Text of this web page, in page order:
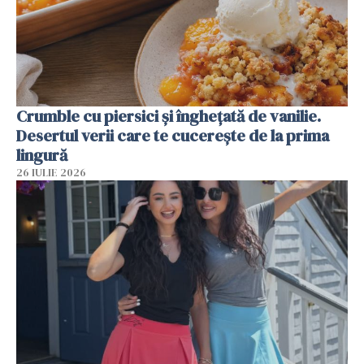
Crumble cu piersici și înghețată de vanilie.
Desertul verii care te cucerește de la prima
lingură
26 IULIE 2026